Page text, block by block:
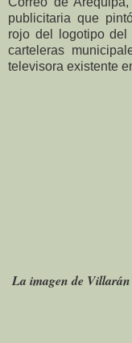
publicitaria que
rojo del logotipo del
carteleras
televisora existente
La imagen de